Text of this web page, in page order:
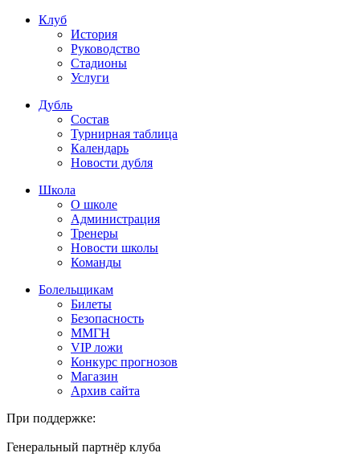
Клуб
История
Руководство
Стадионы
Услуги
Дубль
Состав
Турнирная таблица
Календарь
Новости дубля
Школа
О школе
Администрация
Тренеры
Новости школы
Команды
Болельщикам
Билеты
Безопасность
ММГН
VIP ложи
Конкурс прогнозов
Магазин
Архив сайта
При поддержке:
Генеральный партнёр клуба